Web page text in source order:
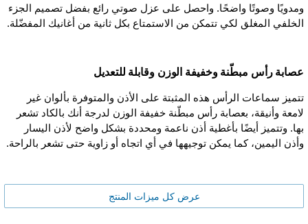
ومدويًا وصوتًا واضحًا. واحصل على عزل صوتي رائع بفضل تصميم الجزء
الخلفي المغلق لكي تتمكن من الاستمتاع بكل ثانية من أغانيك المفضّلة.
عصابة رأس مبطّنة وخفيفة الوزن وقابلة للتعديل
تتميز سماعات الرأس هذه المثبتة على الأذن والمتوفرة بألوان غير
لامعة وأنيقة، بعصابة رأس مبطّنة خفيفة الوزن لدرجة أنك بالكاد تشعر
بها. وتتميز أيضًا بأغطية أذن ناعمة ومحددة بشكل واضح لأذن اليسار
وأذن اليمين، كما يمكن توجيهها في أي اتجاه أو زاوية حتى تشعر بالراحة.
عرض كل ميزات المنتج